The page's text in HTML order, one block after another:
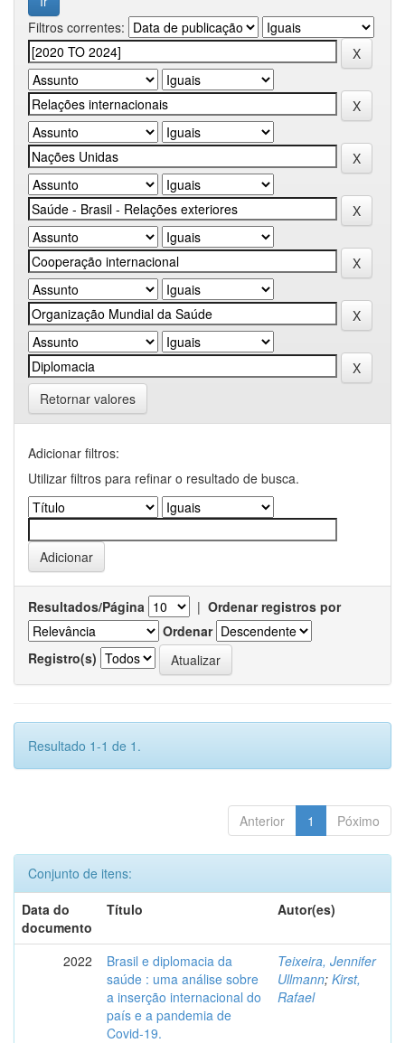
Filtros correntes:
Retornar valores
Adicionar filtros:
Utilizar filtros para refinar o resultado de busca.
Resultados/Página | Ordenar registros por
Ordenar
Registro(s)
Resultado 1-1 de 1.
Anterior 1 Póximo
Conjunto de itens:
Data do
documento
Título Autor(es)
2022
Brasil e diplomacia da
saúde : uma análise sobre
a inserção internacional do
país e a pandemia de
Covid-19.
Teixeira, Jennifer
Ullmann; Kirst,
Rafael